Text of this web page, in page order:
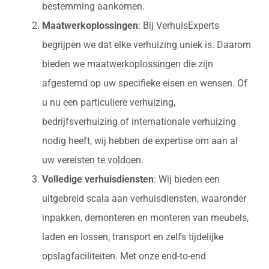
bestemming aankomen.
Maatwerkoplossingen: Bij VerhuisExperts
begrijpen we dat elke verhuizing uniek is. Daarom
bieden we maatwerkoplossingen die zijn
afgestemd op uw specifieke eisen en wensen. Of
u nu een particuliere verhuizing,
bedrijfsverhuizing of internationale verhuizing
nodig heeft, wij hebben de expertise om aan al
uw vereisten te voldoen.
Volledige verhuisdiensten: Wij bieden een
uitgebreid scala aan verhuisdiensten, waaronder
inpakken, demonteren en monteren van meubels,
laden en lossen, transport en zelfs tijdelijke
opslagfaciliteiten. Met onze end-to-end